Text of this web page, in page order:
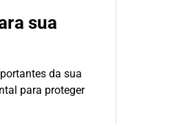
sua
da sua
para proteger